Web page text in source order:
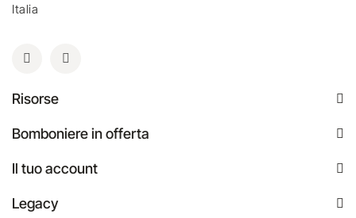
Italia
Risorse
Bomboniere in offerta
Il tuo account
Legacy